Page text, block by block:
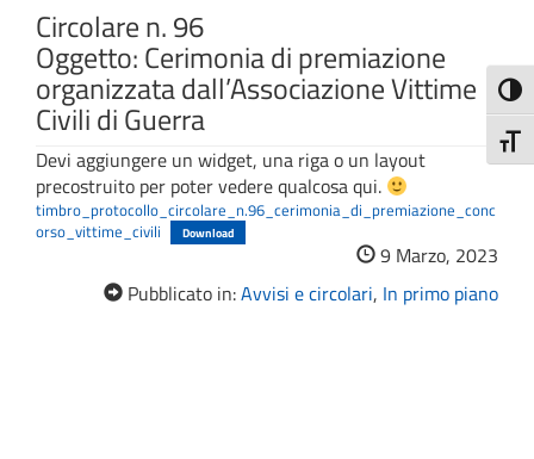
Circolare n. 96
Oggetto: Cerimonia di premiazione
organizzata dall’Associazione Vittime
Civili di Guerra
Devi aggiungere un widget, una riga o un layout
precostruito per poter vedere qualcosa qui.
timbro_protocollo_circolare_n.96_cerimonia_di_premiazione_conc
orso_vittime_civili
Download
9 Marzo, 2023
Pubblicato in:Avvisi e circolari, In primo piano